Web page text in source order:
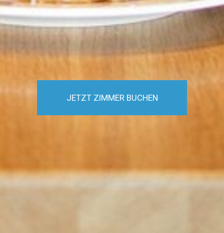
JETZT ZIMMER BUCHEN